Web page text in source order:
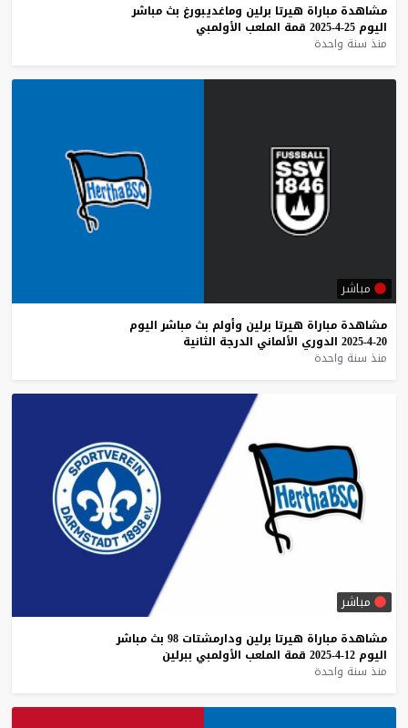
مشاهدة مباراة هيرتا برلين وماغديبورغ بث مباشر
اليوم 25-4-2025 قمة الملعب الأولمبي
منذ سنة واحدة
مباشر
مشاهدة مباراة هيرتا برلين وأولم بث مباشر اليوم
20-4-2025
الدوري الألماني الدرجة الثانية
منذ سنة واحدة
مباشر
مشاهدة مباراة هيرتا برلين ودارمشتات 98 بث مباشر
اليوم 12-4-2025 قمة الملعب الأولمبي ببرلين
منذ سنة واحدة